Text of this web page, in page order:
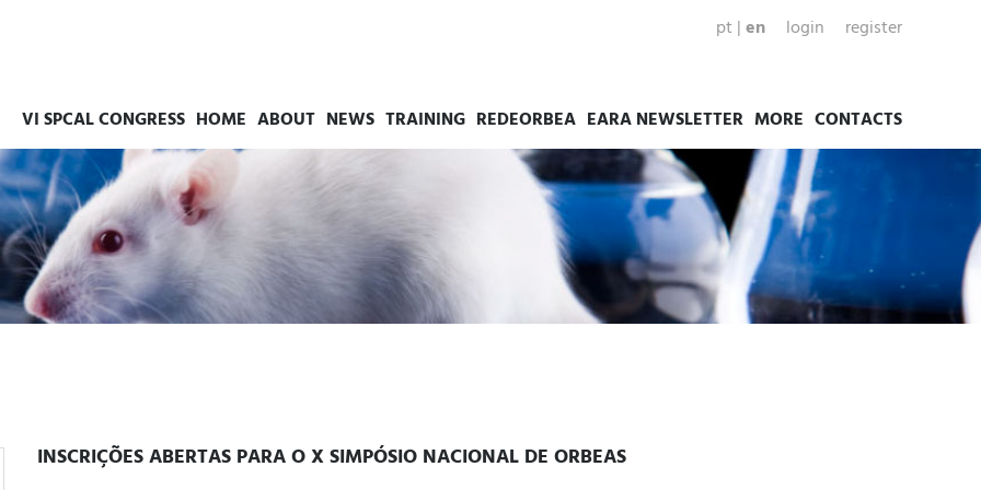
pt |en login register
VI SPCAL CONGRESS HOME ABOUT NEWS TRAINING REDEORBEA EARA NEWSLETTER MORE CONTACTS
INSCRIÇÕES ABERTAS PARA O X SIMPÓSIO NACIONAL DE ORBEAS